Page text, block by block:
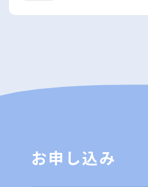
お申し込み